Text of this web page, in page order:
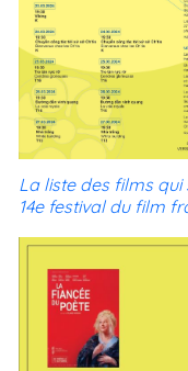
La liste des films
14e festival du film